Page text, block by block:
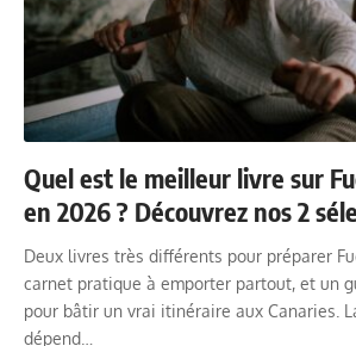
Quel est le meilleur livre sur
en 2026 ? Découvrez nos 2
Deux livres très différents pour préparer
carnet pratique à emporter partout, et un
pour bâtir un vrai itinéraire aux Canaries.
dépend…